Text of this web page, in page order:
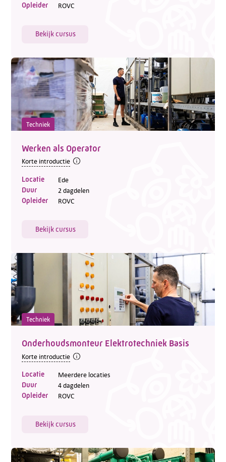
Opleider ROVC
Bekijk cursus
Techniek
Werken als Operator
Korte introductie
Locatie Ede
Duur 2 dagdelen
Opleider ROVC
Bekijk cursus
Techniek
Onderhoudsmonteur Elektrotechniek Basis
Korte introductie
Locatie Meerdere locaties
Duur 4 dagdelen
Opleider ROVC
Bekijk cursus